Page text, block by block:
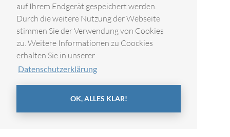
auf Ihrem Endgerät gespeichert werden.
Durch die weitere Nutzung der Webseite
stimmen Sie der Verwendung von Cookies
zu. Weitere Informationen zu Coockies
erhalten Sie in unserer
Datenschutzerklärung
OK, ALLES KLAR!